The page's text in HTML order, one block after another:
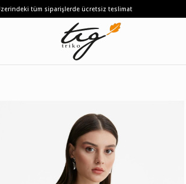
tüm siparişlerde ücretsiz teslimat